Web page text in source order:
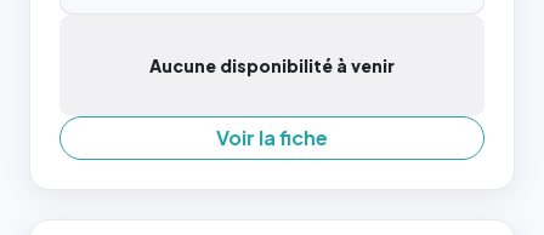
Aucune disponibilité à venir
Voir la fiche